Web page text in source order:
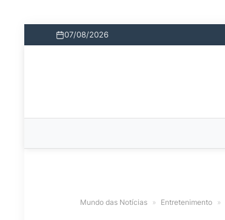
07/08/2026
Mundo das Notícias » Entretenimento »